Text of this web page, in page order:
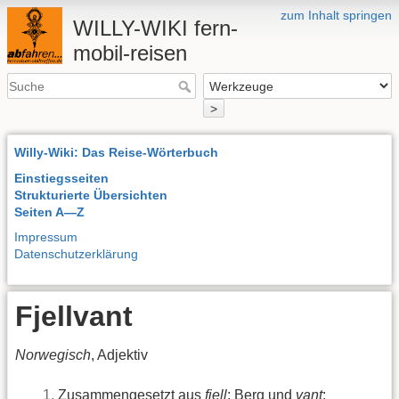
zum Inhalt springen
WILLY-WIKI fern-
mobil-reisen
>
Willy-Wiki: Das Reise-Wörterbuch
Einstiegsseiten
Strukturierte Übersichten
Seiten A—Z
Impressum
Datenschutzerklärung
Fjellvant
Norwegisch, Adjektiv
Zusammengesetzt aus fjell: Berg und vant: